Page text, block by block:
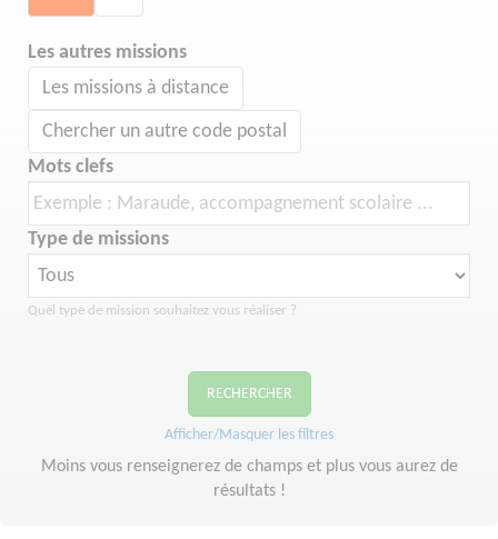
Les autres missions
Les missions à distance
Chercher un autre code postal
Mots clefs
Type de missions
Quel type de mission souhaitez vous réaliser ?
RECHERCHER
Afficher/Masquer les filtres
Moins vous renseignerez de champs et plus vous aurez de
résultats !